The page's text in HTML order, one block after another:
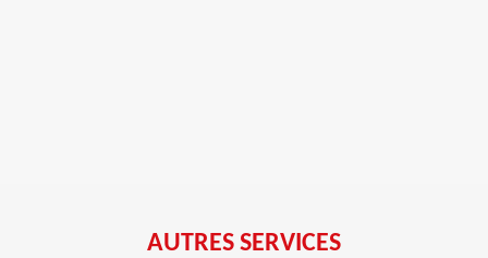
AUTRES SERVICES